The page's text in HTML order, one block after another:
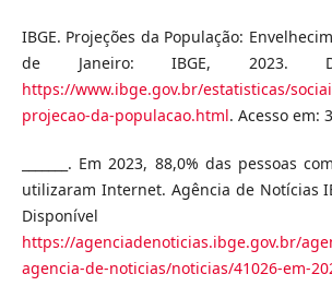
IBGE. Projeções da População:
de Janeiro: IBGE, 2023.
https://www.ibge.gov.br/estatisticas/
projecao-da-populacao.html. Acesso em:
_______. Em 2023, 88,0% das pessoas
utilizaram Internet. Agência de Notícias
https://agenciadenoticias.ibge.gov.br/
agencia-de-noticias/noticias/41026-em-